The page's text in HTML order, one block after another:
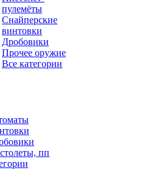
пулемёты
Снайперские
винтовки
Дробовики
Прочее оружие
Все категории
пп